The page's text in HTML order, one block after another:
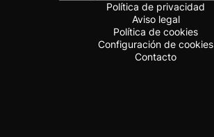
Política de privacidad
Aviso legal
Política de cookies
Configuración de cookies
Contacto